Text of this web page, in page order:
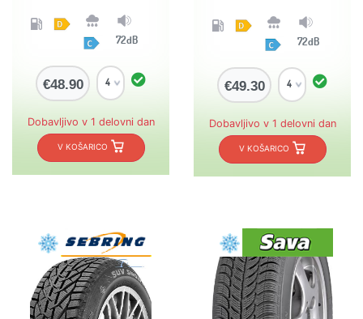
72dB
€48.90
Dobavljivo v 1 delovni dan
V KOŠARICO
72dB
€49.30
Dobavljivo v 1 delovni dan
V KOŠARICO